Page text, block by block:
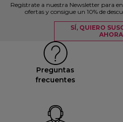
Regístrate a nuestra Newsletter para
ofertas y consigue un 10% de
SÍ, QUIERO
AHORA
Preguntas
frecuentes